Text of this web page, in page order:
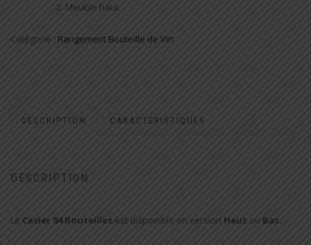
Meuble haut
Catégorie : Rangement Bouteille de Vin
DESCRIPTION CARACTÉRISTIQUES
DESCRIPTION
Le Casier 84 Bouteilles est disponible en version Haut ou Bas.